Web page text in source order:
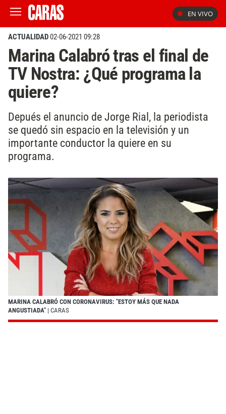
EN VIVO
ACTUALIDAD02-06-2021 09:28
Marina Calabró tras el final de
TV Nostra: ¿Qué programa la
quiere?
Depués el anuncio de Jorge Rial, la periodista
se quedó sin espacio en la televisión y un
importante conductor la quiere en su
programa.
MARINA CALABRÓ CON CORONAVIRUS: "ESTOY MÁS QUE NADA
ANGUSTIADA" | CARAS